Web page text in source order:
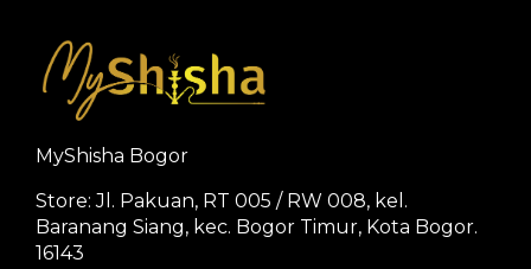
MyShisha Bogor
Store: Jl. Pakuan, RT 005 / RW 008, kel.
Baranang Siang, kec. Bogor Timur, Kota Bogor.
16143